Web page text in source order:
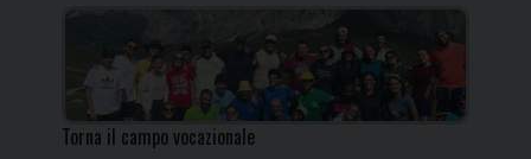
Torna il campo vocazionale